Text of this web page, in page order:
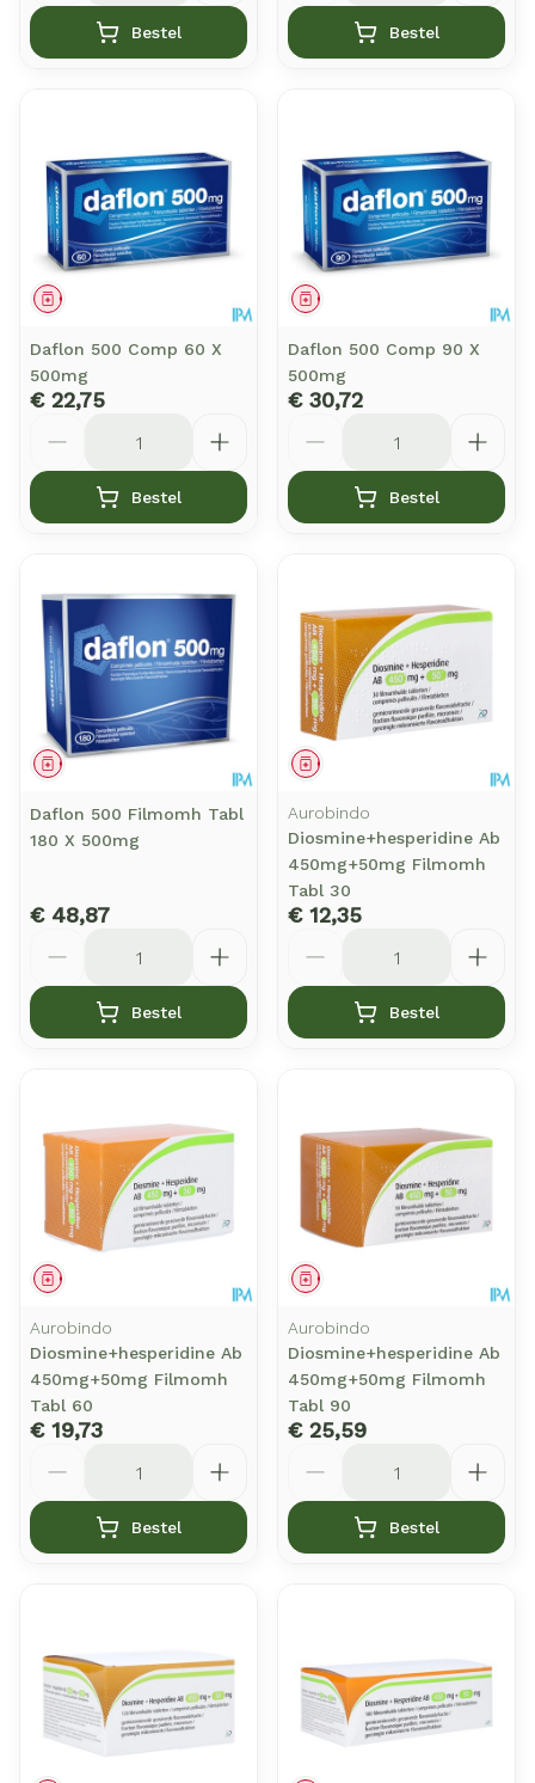
Bestel Bestel
Geneesmiddel
Daflon 500 Comp 60 X
500mg
€ 22,75
Bestel
Geneesmiddel
Daflon 500 Comp 90 X
500mg
€ 30,72
Bestel
Geneesmiddel
Daflon 500 Filmomh Tabl
180 X 500mg
€ 48,87
Bestel
Geneesmiddel
Aurobindo
Diosmine+hesperidine Ab
450mg+50mg Filmomh
Tabl 30
€ 12,35
Bestel
Geneesmiddel
Aurobindo
Diosmine+hesperidine Ab
450mg+50mg Filmomh
Tabl 60
€ 19,73
Bestel
Geneesmiddel
Aurobindo
Diosmine+hesperidine Ab
450mg+50mg Filmomh
Tabl 90
€ 25,59
Bestel